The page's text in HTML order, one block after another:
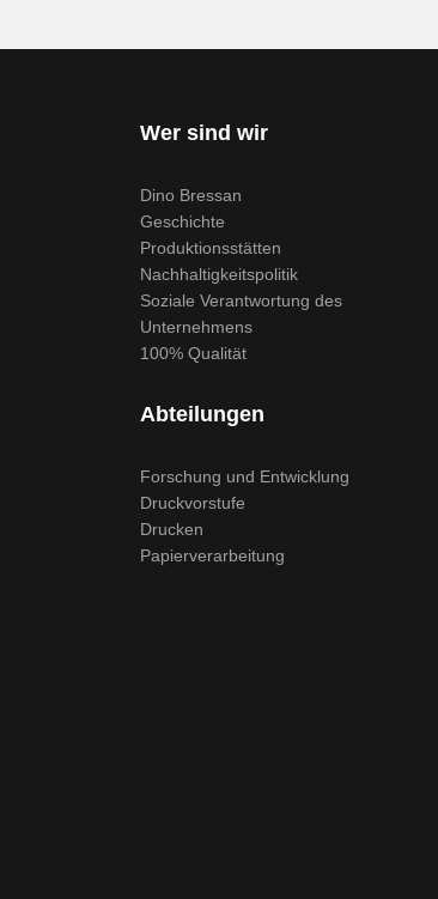
Wer sind wir
Dino Bressan
Geschichte
Produktionsstätten
Nachhaltigkeitspolitik
Soziale Verantwortung des
Unternehmens
100% Qualität
Abteilungen
Forschung und Entwicklung
Druckvorstufe
Drucken
Papierverarbeitung